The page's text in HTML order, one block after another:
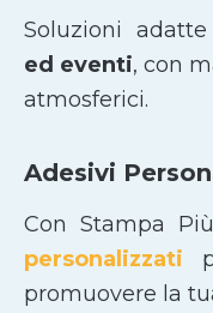
Soluzioni
ed eventi, con
atmosferici.
Adesivi
Con Stampa
personalizzati
promuovere la